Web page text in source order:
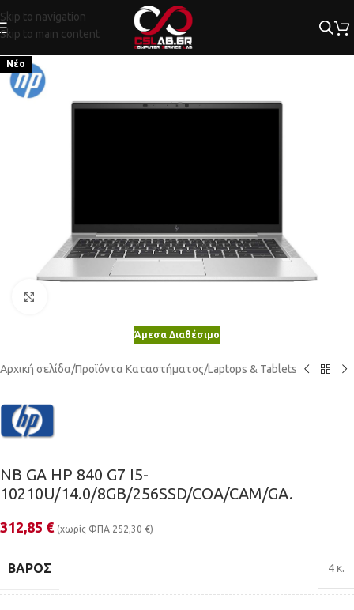
Skip to navigation
Skip to main content
Νέο
Άμεσα Διαθέσιμο
Αρχική σελίδα/Προϊόντα Καταστήματος/Laptops & Tablets
NB GA HP 840 G7 I5-
10210U/14.0/8GB/256SSD/COA/CAM/GA.
312,85 € (χωρίς ΦΠΑ 252,30 €)
ΒΆΡΟΣ 4 κ.